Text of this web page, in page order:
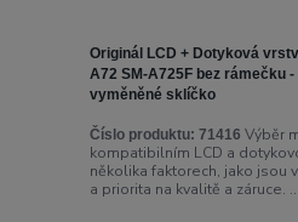
Originál LCD + Dotyková
A72 SM-A725F bez rámečku
vyměněné sklíčko
Číslo produktu: 71416 Výběr
kompatibilním LCD a
několika faktorech, jako jsou
a priorita na kvalitě a záruce. ...